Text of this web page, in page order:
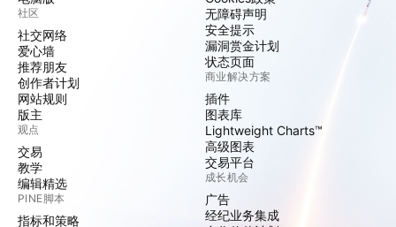
社区
社交网络
爱心墙
推荐朋友
创作者计划
网站规则
版主
观点
交易
教学
编辑精选
PINE脚本
指标和策略
无障碍声明
安全提示
漏洞赏金计划
状态页面
商业解决方案
插件
图表库
Lightweight Charts™
高级图表
交易平台
成长机会
广告
经纪业务集成